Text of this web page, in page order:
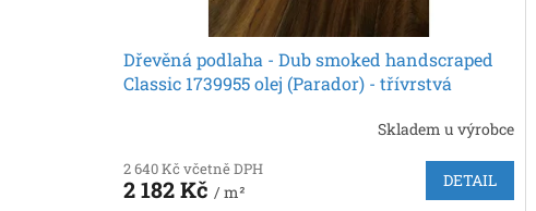
Dřevěná podlaha - Dub smoked handscraped
Classic 1739955 olej (Parador) - třívrstvá
Skladem u výrobce
2 640 Kč včetně DPH
2 182 Kč / m²
DETAIL